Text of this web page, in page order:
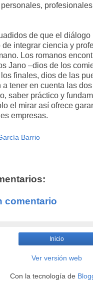
de que el
de integrar ciencia y
Los romanos
Jano –dios de los
finales, dios de las
a tener en cuenta las
saber práctico y
el mirar así ofrece
empresas.
Barrio
comentario
Inicio
Ver versión web
Con la tecnología de